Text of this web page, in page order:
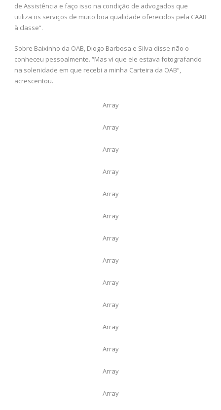
de Assistência e faço isso na condição de advogados que
utiliza os serviços de muito boa qualidade oferecidos pela CAAB
à classe”.
Sobre Baixinho da OAB, Diogo Barbosa e Silva disse não o
conheceu pessoalmente. “Mas vi que ele estava fotografando
na solenidade em que recebi a minha Carteira da OAB”,
acrescentou.
Array
Array
Array
Array
Array
Array
Array
Array
Array
Array
Array
Array
Array
Array